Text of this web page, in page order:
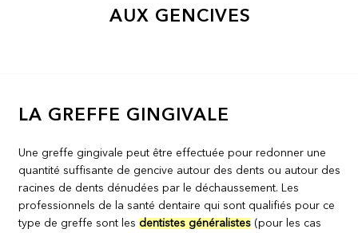
AUX GENCIVES
LA GREFFE GINGIVALE
Une greffe gingivale peut être effectuée pour redonner une
quantité suffisante de gencive autour des dents ou autour des
racines de dents dénudées par le déchaussement. Les
professionnels de la santé dentaire qui sont qualifiés pour ce
type de greffe sont les dentistes généralistes (pour les cas